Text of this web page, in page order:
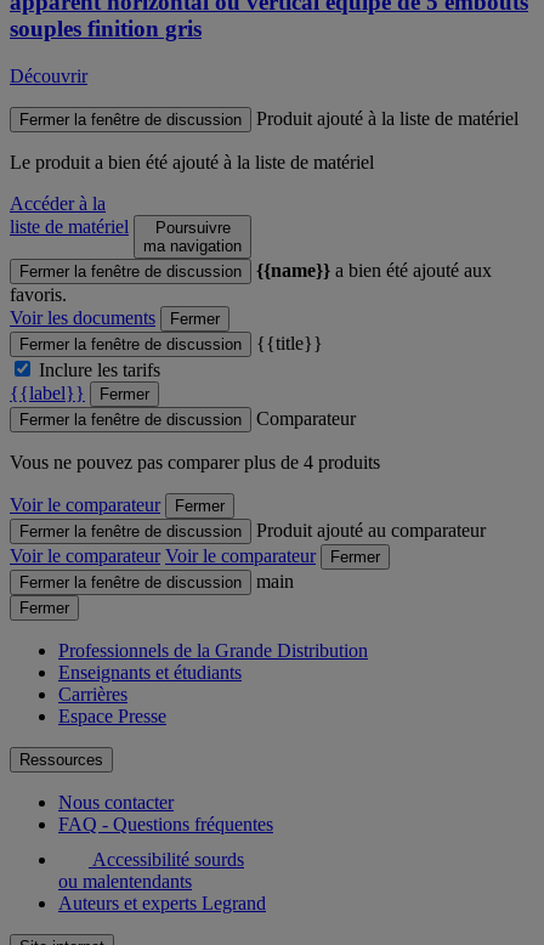
souples finition gris
Découvrir
Fermer la fenêtre de discussion Produit ajouté à la liste de matériel
Le produit a bien été ajouté à la liste de matériel
Accéder à la
liste de matériel
Poursuivre
ma navigation
Fermer la fenêtre de discussion
{{name}} a bien été ajouté aux
favoris.
Voir les documents
Fermer
Fermer la fenêtre de discussion
{{title}}
Inclure les tarifs
{{label}}
Fermer
Fermer la fenêtre de discussion
Comparateur
Vous ne pouvez pas comparer plus de 4 produits
Voir le comparateur
Fermer
Fermer la fenêtre de discussion
Produit ajouté au comparateur
Voir le comparateur Voir le comparateur
Fermer
Fermer la fenêtre de discussion
main
Fermer
Professionnels de la Grande Distribution
Enseignants et étudiants
Carrières
Espace Presse
Ressources
Nous contacter
FAQ - Questions fréquentes
Accessibilité sourds
ou malentendants
Auteurs et experts Legrand